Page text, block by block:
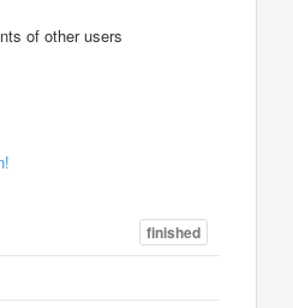
of other users
finished